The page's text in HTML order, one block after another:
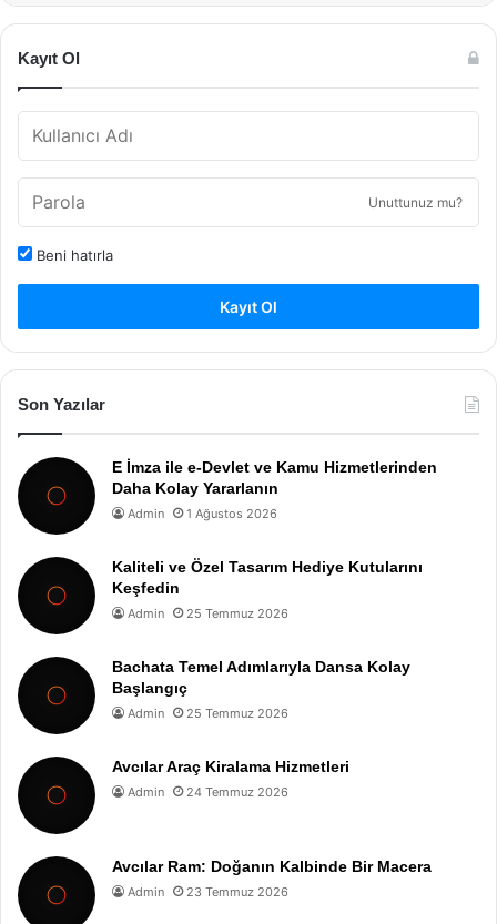
Kayıt Ol
Unuttunuz mu?
Beni hatırla
Kayıt Ol
Son Yazılar
E İmza ile e-Devlet ve Kamu Hizmetlerinden
Daha Kolay Yararlanın
Admin 1 Ağustos 2026
Kaliteli ve Özel Tasarım Hediye Kutularını
Keşfedin
Admin 25 Temmuz 2026
Bachata Temel Adımlarıyla Dansa Kolay
Başlangıç
Admin 25 Temmuz 2026
Avcılar Araç Kiralama Hizmetleri
Admin 24 Temmuz 2026
Avcılar Ram: Doğanın Kalbinde Bir Macera
Admin 23 Temmuz 2026